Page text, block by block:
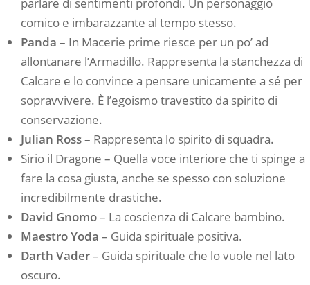
parlare di sentimenti profondi. Un personaggio
comico e imbarazzante al tempo stesso.
Panda – In Macerie prime riesce per un po’ ad
allontanare l’Armadillo. Rappresenta la stanchezza di
Calcare e lo convince a pensare unicamente a sé per
sopravvivere. È l’egoismo travestito da spirito di
conservazione.
Julian Ross– Rappresenta lo spirito di squadra.
Sirio il Dragone – Quella voce interiore che ti spinge a
fare la cosa giusta, anche se spesso con soluzione
incredibilmente drastiche.
David Gnomo– La coscienza di Calcare bambino.
Maestro Yoda – Guida spirituale positiva.
Darth Vader– Guida spirituale che lo vuole nel lato
oscuro.